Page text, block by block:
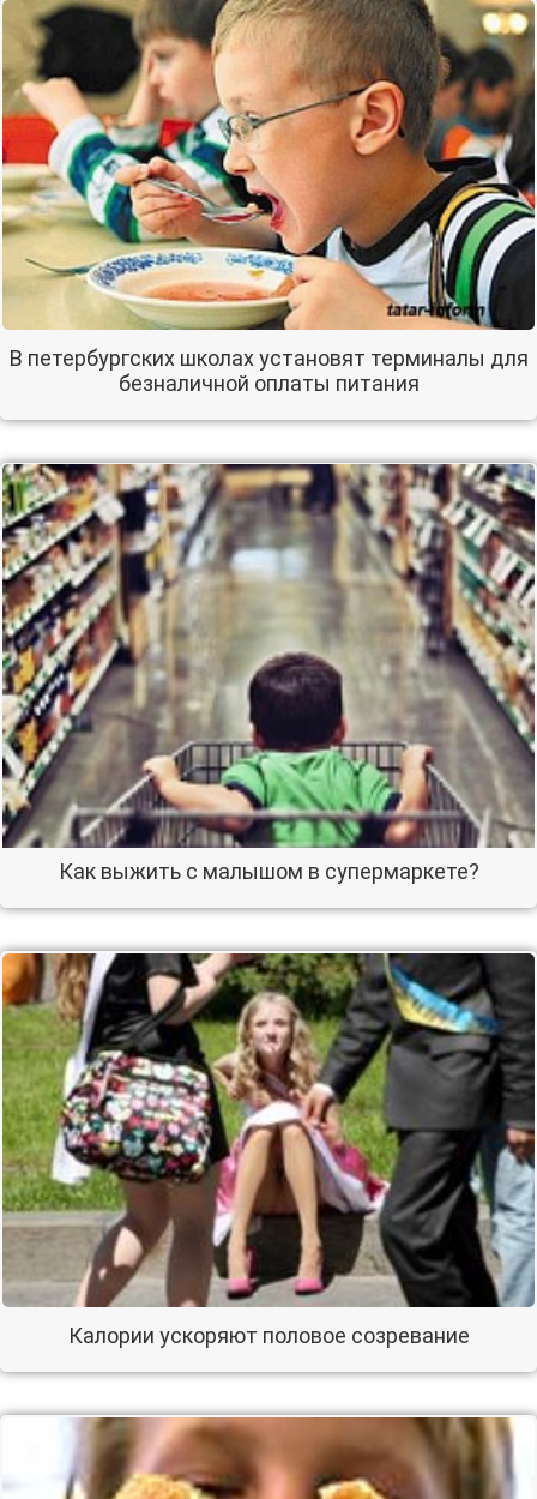
В петербургских школах установят терминалы для
безналичной оплаты питания
Как выжить с малышом в супермаркете?
Калории ускоряют половое созревание